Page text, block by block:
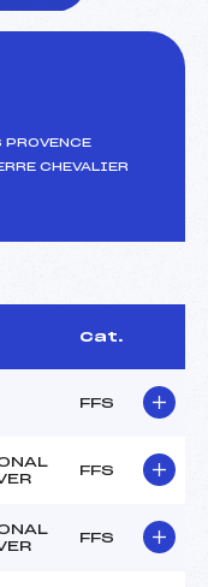
CHEVALIER
Cat.
FFS
FFS
FFS